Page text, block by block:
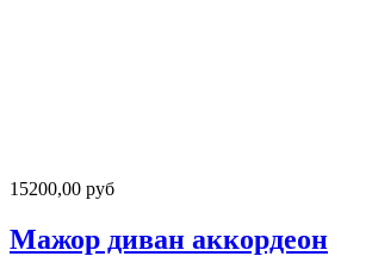
15200,00 руб
Мажор диван аккордеон